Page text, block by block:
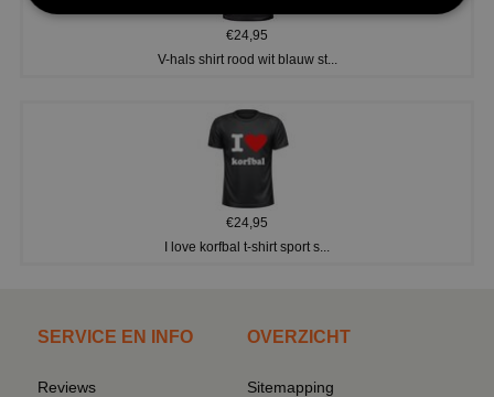
€24,95
V-hals shirt rood wit blauw st...
€24,95
I love korfbal t-shirt sport s...
SERVICE EN INFO
Reviews
OVERZICHT
Sitemapping